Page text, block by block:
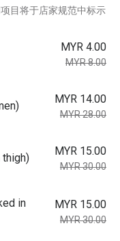
目将于店家规范中标示
MYR 4.00
MYR 8.00
MYR 14.00
MYR 28.00
thigh)
MYR 15.00
MYR 30.00
in
MYR 15.00
MYR 30.00